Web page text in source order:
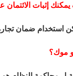
إثبات
موك؟